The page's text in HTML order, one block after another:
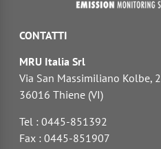
CONTATTI
MRU Italia Srl
Via San Massimiliano Kolbe, 2
36016 Thiene (VI)
Tel : 0445-851392
Fax : 0445-851907